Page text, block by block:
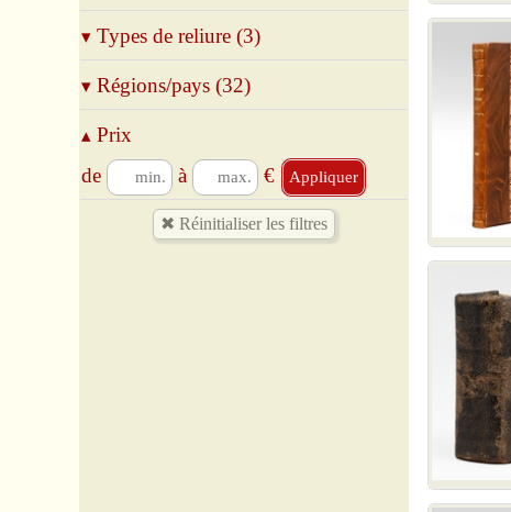
Anglais
Français
Latin
▾ Types de reliure (3)
Relié
▾ Régions/pays (32)
09 Ariège
13 Bouches-du-Rhône
14 Calvados
17 Charente-Maritime
26 Drôme
▴ Prix
de
à €